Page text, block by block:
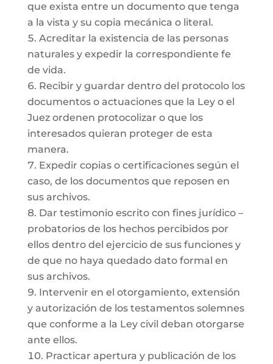
que exista entre un documento que tenga
a la vista y su copia mecánica o literal.
Acreditar la existencia de las personas
naturales y expedir la correspondiente fe
de vida.
Recibir y guardar dentro del protocolo los
documentos o actuaciones que la Ley o el
Juez ordenen protocolizar o que los
interesados quieran proteger de esta
manera.
Expedir copias o certificaciones según el
caso, de los documentos que reposen en
sus archivos.
Dar testimonio escrito con fines jurídico –
probatorios de los hechos percibidos por
ellos dentro del ejercicio de sus funciones y
de que no haya quedado dato formal en
sus archivos.
Intervenir en el otorgamiento, extensión
y autorización de los testamentos solemnes
que conforme a la Ley civil deban otorgarse
ante ellos.
Practicar apertura y publicación de los